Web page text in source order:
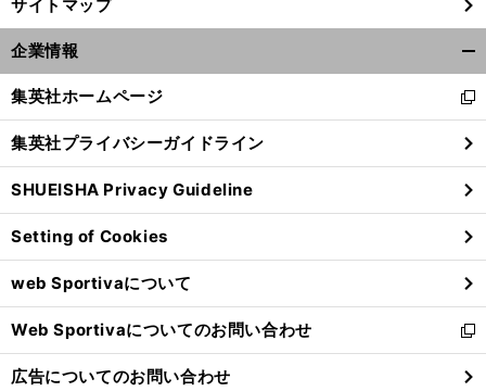
サイトマップ
企業情報
閉
る
集英社ホームページ
新
し
い
ウ
ィ
ン
ド
ウ
で
開
く
集英社プライバシーガイドライン
SHUEISHA Privacy Guideline
Setting of Cookies
web Sportivaについて
Web Sportivaについてのお問い合わせ
新
し
い
広告についてのお問い合わせ